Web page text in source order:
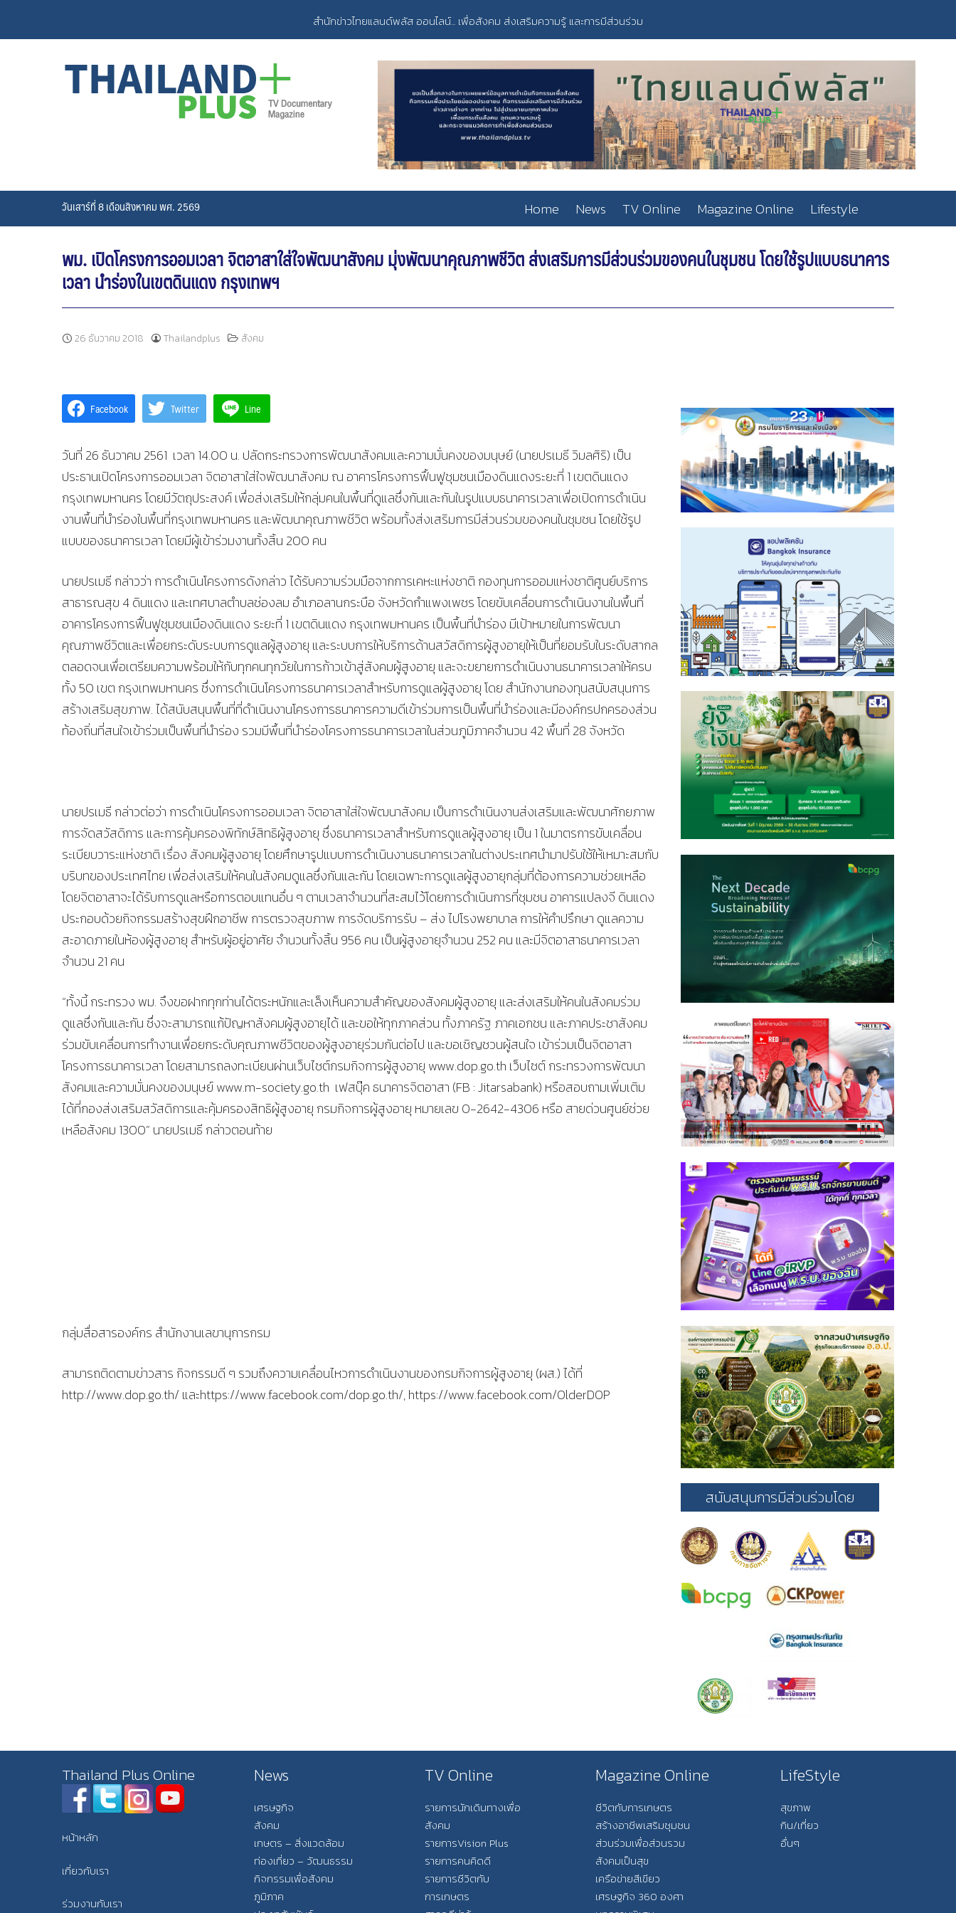
content
สำนักข่าวไทยแลนด์พลัส ออนไลน์... เพื่อสังคม ส่งเสริมความรู้ และการมีส่วนร่วม
วันเสาร์ที่ 8 เดือนสิงหาคม พศ. 2569 Home News TV Online Magazine Online Lifestyle
พม. เปิดโครงการออมเวลา จิตอาสาใส่ใจพัฒนาสังคม มุ่งพัฒนาคุณภาพชีวิต ส่งเสริมการมีส่วนร่วมของคนในชุมชน โดยใช้รูปแบบธนาคาร
เวลา นำร่องในเขตดินแดง กรุงเทพฯ
26 ธันวาคม 2018 Thailandplus สังคม
Facebook Twitter Line
วันที่ 26 ธันวาคม 2561 เวลา 14.00 น. ปลัดกระทรวงการพัฒนาสังคมและความมั่นคงของมนุษย์ (นายปรเมธี วิมลศิริ) เป็น
ประธานเปิดโครงการออมเวลา จิตอาสาใส่ใจพัฒนาสังคม ณ อาคารโครงการฟื้นฟูชุมชนเมืองดินแดงระยะที่ 1 เขตดินแดง
กรุงเทพมหานคร โดยมีวัตถุประสงค์ เพื่อส่งเสริมให้กลุ่มคนในพื้นที่ดูแลซึ่งกันและกันในรูปแบบธนาคารเวลาเพื่อเปิดการดำเนิน
งานพื้นที่นำร่องในพื้นที่กรุงเทพมหานคร และพัฒนาคุณภาพชีวิต พร้อมทั้งส่งเสริมการมีส่วนร่วมของคนในชุมชน โดยใช้รูป
แบบของธนาคารเวลา โดยมีผู้เข้าร่วมงานทั้งสิ้น 200 คน
นายปรเมธี กล่าวว่า การดำเนินโครงการดังกล่าว ได้รับความร่วมมือจากการเคหะแห่งชาติ กองทุนการออมแห่งชาติศูนย์บริการ
สาธารณสุข 4 ดินแดง และเทศบาลตำบลช่องลม อำเภอลานกระบือ จังหวัดกำแพงเพชร โดยขับเคลื่อนการดำเนินงานในพื้นที่
อาคารโครงการฟื้นฟูชุมชนเมืองดินแดง ระยะที่ 1 เขตดินแดง กรุงเทพมหานคร เป็นพื้นที่นำร่อง มีเป้าหมายในการพัฒนา
คุณภาพชีวิตและเพื่อยกระดับระบบการดูแลผู้สูงอายุ และระบบการให้บริการด้านสวัสดิการผู้สูงอายุให้เป็นที่ยอมรับในระดับสากล
ตลอดจนเพื่อเตรียมความพร้อมให้กับทุกคนทุกวัยในการก้าวเข้าสู่สังคมผู้สูงอายุ และจะขยายการดำเนินงานธนาคารเวลาให้ครบ
ทั้ง 50 เขต กรุงเทพมหานคร ซึ่งการดำเนินโครงการธนาคารเวลาสำหรับการดูแลผู้สูงอายุ โดย สำนักงานกองทุนสนับสนุนการ
สร้างเสริมสุขภาพ. ได้สนับสนุนพื้นที่ที่ดำเนินงานโครงการธนาคารความดีเข้าร่วมการเป็นพื้นที่นำร่องและมีองค์กรปกครองส่วน
ท้องถิ่นที่สนใจเข้าร่วมเป็นพื้นที่นำร่อง รวมมีพื้นที่นำร่องโครงการธนาคารเวลาในส่วนภูมิภาคจำนวน 42 พื้นที่ 28 จังหวัด
นายปรเมธี กล่าวต่อว่า การดำเนินโครงการออมเวลา จิตอาสาใส่ใจพัฒนาสังคม เป็นการดำเนินงานส่งเสริมและพัฒนาศักยภาพ
การจัดสวัสดิการ และการคุ้มครองพิทักษ์สิทธิผู้สูงอายุ ซึ่งธนาคารเวลาสำหรับการดูแลผู้สูงอายุ เป็น 1 ในมาตรการขับเคลื่อน
ระเบียบวาระแห่งชาติ เรื่อง สังคมผู้สูงอายุ โดยศึกษารูปแบบการดำเนินงานธนาคารเวลาในต่างประเทศนำมาปรับใช้ให้เหมาะสมกับ
บริบทของประเทศไทย เพื่อส่งเสริมให้คนในสังคมดูแลซึ่งกันและกัน โดยเฉพาะการดูแลผู้สูงอายุกลุ่มที่ต้องการความช่วยเหลือ
โดยจิตอาสาจะได้รับการดูแลหรือการตอบแทนอื่น ๆ ตามเวลาจำนวนที่สะสมไว้โดยการดำเนินการที่ชุมชน อาคารแปลงจี ดินแดง
ประกอบด้วยกิจกรรมสร้างสุขฝึกอาชีพ การตรวจสุขภาพ การจัดบริการรับ – ส่ง ไปโรงพยาบาล การให้คำปรึกษา ดูแลความ
สะอาดภายในห้องผู้สูงอายุ สำหรับผู้อยู่อาศัย จำนวนทั้งสิ้น 956 คน เป็นผู้สูงอายุจำนวน 252 คน และมีจิตอาสาธนาคารเวลา
จำนวน 21 คน
“ทั้งนี้ กระทรวง พม. จึงขอฝากทุกท่านได้ตระหนักและเล็งเห็นความสำคัญของสังคมผู้สูงอายุ และส่งเสริมให้คนในสังคมร่วม
ดูแลซึ่งกันและกัน ซึ่งจะสามารถแก้ปัญหาสังคมผู้สูงอายุได้ และขอให้ทุกภาคส่วน ทั้งภาครัฐ ภาคเอกชน และภาคประชาสังคม
ร่วมขับเคลื่อนการทำงานเพื่อยกระดับคุณภาพชีวิตของผู้สูงอายุร่วมกันต่อไป และขอเชิญชวนผู้สนใจ เข้าร่วมเป็นจิตอาสา
โครงการธนาคารเวลา โดยสามารถลงทะเบียนผ่านเว็บไซต์กรมกิจการผู้สูงอายุ www.dop.go.th เว็บไซต์ กระทรวงการพัฒนา
สังคมและความมั่นคงของมนุษย์ www.m-society.go.th เฟสบุ๊ค ธนาคารจิตอาสา (FB : Jitarsabank) หรือสอบถามเพิ่มเติม
ได้ที่กองส่งเสริมสวัสดิการและคุ้มครองสิทธิผู้สูงอายุ กรมกิจการผู้สูงอายุ หมายเลข 0-2642-4306 หรือ สายด่วนศูนย์ช่วย
เหลือสังคม 1300” นายปรเมธี กล่าวตอนท้าย
กลุ่มสื่อสารองค์กร สำนักงานเลขานุการกรม
สามารถติดตามข่าวสาร กิจกรรมดี ๆ รวมถึงความเคลื่อนไหวการดำเนินงานของกรมกิจการผู้สูงอายุ (ผส.) ได้ที่
http://www.dop.go.th/ และhttps://www.facebook.com/dop.go.th/, https://www.facebook.com/OlderDOP
สนับสนุนการมีส่วนร่วมโดย
Thailand Plus Online
หน้าหลัก
เกี่ยวกับเรา
ร่วมงานกับเรา
News
เศรษฐกิจ
สังคม
เกษตร – สิ่งแวดล้อม
ท่องเที่ยว – วัฒนธรรม
กิจกรรมเพื่อสังคม
ภูมิภาค
TV Online
รายการนักเดินทางเพื่อ
สังคม
รายการVision Plus
รายการคนคิดดี
รายการชีวิตกับ
การเกษตร
Magazine Online
ชีวิตกับการเกษตร
สร้างอาชีพเสริมชุมชน
ส่วนร่วมเพื่อส่วนรวม
สังคมเป็นสุข
เครือข่ายสีเขียว
เศรษฐกิจ 360 องศา
LifeStyle
สุขภาพ
กิน/เที่ยว
อื่นๆ